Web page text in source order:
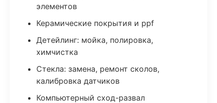
элементов
Керамические покрытия и ppf
Детейлинг: мойка, полировка,
химчистка
Стекла: замена, ремонт сколов,
калибровка датчиков
Компьютерный сход-развал